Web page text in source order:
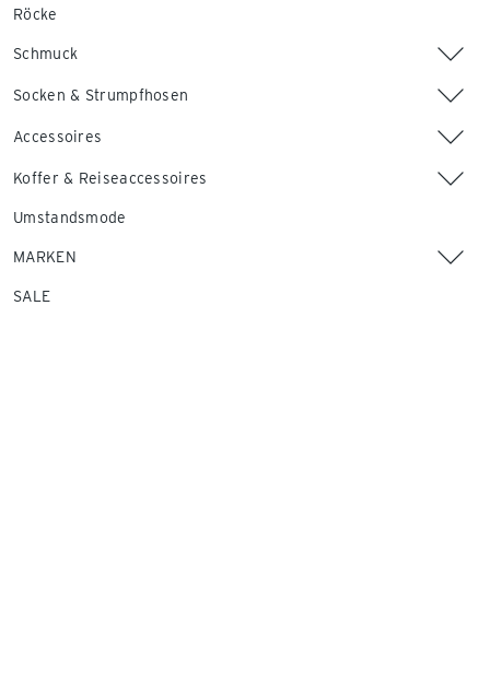
Röcke
Schmuck
Socken & Strumpfhosen
Accessoires
Koffer & Reiseaccessoires
Umstandsmode
MARKEN
SALE